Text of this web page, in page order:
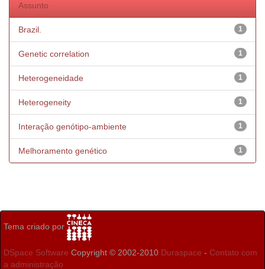
Assunto
1
Brazil.
1
Genetic correlation
1
Heterogeneidade
1
Heterogeneity
1
Interação genótipo-ambiente
1
Melhoramento genético
Tema criado por
DSpace Software Copyright © 2002-2010 Duraspace - Contato com
a administração